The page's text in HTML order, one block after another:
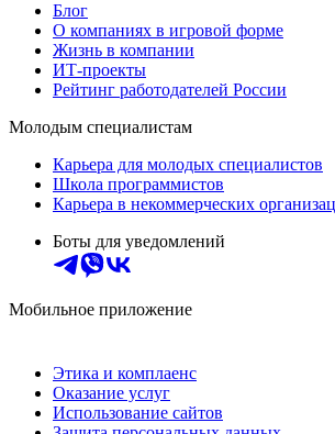
Блог
О компаниях в игровой форме
Жизнь в компании
ИТ-проекты
Рейтинг работодателей России
Молодым специалистам
Карьера для молодых специалистов
Школа программистов
Карьера в некоммерческих
Боты для уведомлений
Мобильное приложение
Этика и комплаенс
Оказание услуг
Использование сайтов